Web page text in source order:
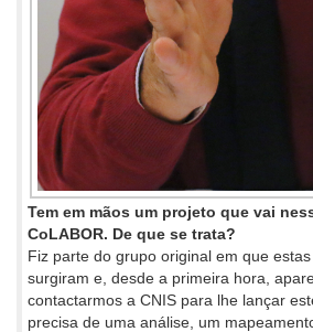
Tem em mãos um projeto que vai
CoLABOR. De que se trata?
Fiz parte do grupo original em que
surgiram e, desde a primeira hora,
contactarmos a CNIS para lhe lançar
precisa de uma análise, um